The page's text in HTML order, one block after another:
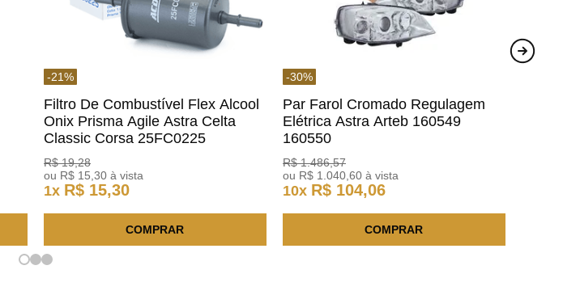
-21%
Filtro De Combustível Flex Alcool
Onix Prisma Agile Astra Celta
Classic Corsa 25FC0225
ACDelco
R$ 19,28
ou R$ 15 ,30 à vista
1x R$ 15,30
COMPRAR
-30%
Par Farol Cromado Regulagem
Elétrica Astra Arteb 160549
160550
R$ 1.486,57
ou R$ 1 .040 ,60 à vista
10x R$ 104,06
COMPRAR